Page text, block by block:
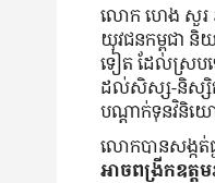
លោក ហេង សួរ រ
យុវជនកម្ពុជា
ទៀត ដែលស្របទ
ដល់សិស្ស-និស្សិតក
បណ្ដាក់ទុនវិនិយ
លោកបានសង្កត់ធ្
អាចពង្រីកឧត្ត